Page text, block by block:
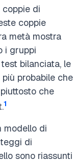
di
coppie
metà mostra
i gruppi
bilanciata, le
probabile che
che
1
modello di
di
sono riassunti